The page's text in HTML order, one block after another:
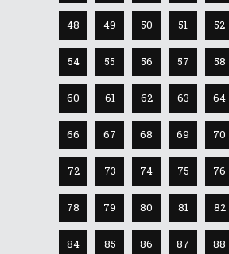
48 49 50 51 52
54 55 56 57 58
60 61 62 63 64
66 67 68 69 70
72 73 74 75 76
78 79 80 81 82
84 85 86 87 88